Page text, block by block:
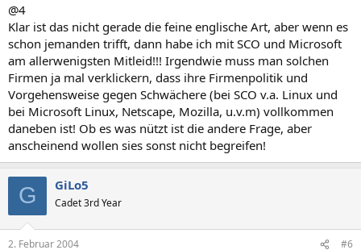
@4
Klar ist das nicht gerade die feine englische Art, aber wenn es
schon jemanden trifft, dann habe ich mit SCO und Microsoft
am allerwenigsten Mitleid!!! Irgendwie muss man solchen
Firmen ja mal verklickern, dass ihre Firmenpolitik und
Vorgehensweise gegen Schwächere (bei SCO v.a. Linux und
bei Microsoft Linux, Netscape, Mozilla, u.v.m) vollkommen
daneben ist! Ob es was nützt ist die andere Frage, aber
anscheinend wollen sies sonst nicht begreifen!
G GiLo5
Cadet 3rd Year
2. Februar 2004 #6